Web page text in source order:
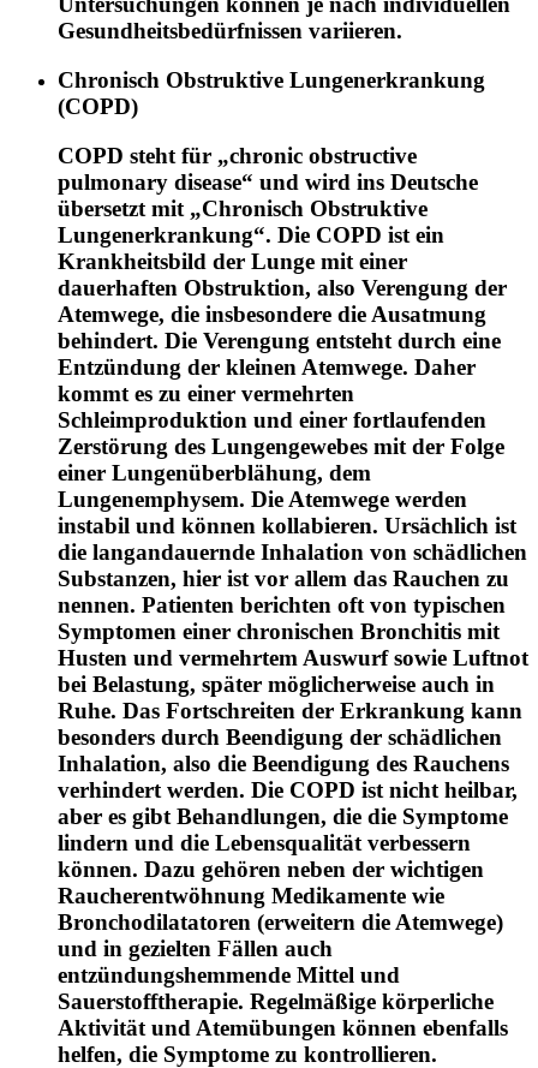
Gesundheitsbedürfnissen variieren.
Chronisch Obstruktive Lungenerkrankung
(COPD)
COPD steht für „chronic obstructive
pulmonary disease“ und wird ins Deutsche
übersetzt mit „Chronisch Obstruktive
Lungenerkrankung“. Die COPD ist ein
Krankheitsbild der Lunge mit einer
dauerhaften Obstruktion, also Verengung der
Atemwege, die insbesondere die Ausatmung
behindert. Die Verengung entsteht durch eine
Entzündung der kleinen Atemwege. Daher
kommt es zu einer vermehrten
Schleimproduktion und einer fortlaufenden
Zerstörung des Lungengewebes mit der Folge
einer Lungenüberblähung, dem
Lungenemphysem. Die Atemwege werden
instabil und können kollabieren. Ursächlich ist
die langandauernde Inhalation von schädlichen
Substanzen, hier ist vor allem das Rauchen zu
nennen. Patienten berichten oft von typischen
Symptomen einer chronischen Bronchitis mit
Husten und vermehrtem Auswurf sowie Luftnot
bei Belastung, später möglicherweise auch in
Ruhe. Das Fortschreiten der Erkrankung kann
besonders durch Beendigung der schädlichen
Inhalation, also die Beendigung des Rauchens
verhindert werden. Die COPD ist nicht heilbar,
aber es gibt Behandlungen, die die Symptome
lindern und die Lebensqualität verbessern
können. Dazu gehören neben der wichtigen
Raucherentwöhnung Medikamente wie
Bronchodilatatoren (erweitern die Atemwege)
und in gezielten Fällen auch
entzündungshemmende Mittel und
Sauerstofftherapie. Regelmäßige körperliche
Aktivität und Atemübungen können ebenfalls
helfen, die Symptome zu kontrollieren.